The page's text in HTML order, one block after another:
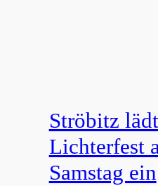
Ströbitz
Lichterfest
Samstag ein